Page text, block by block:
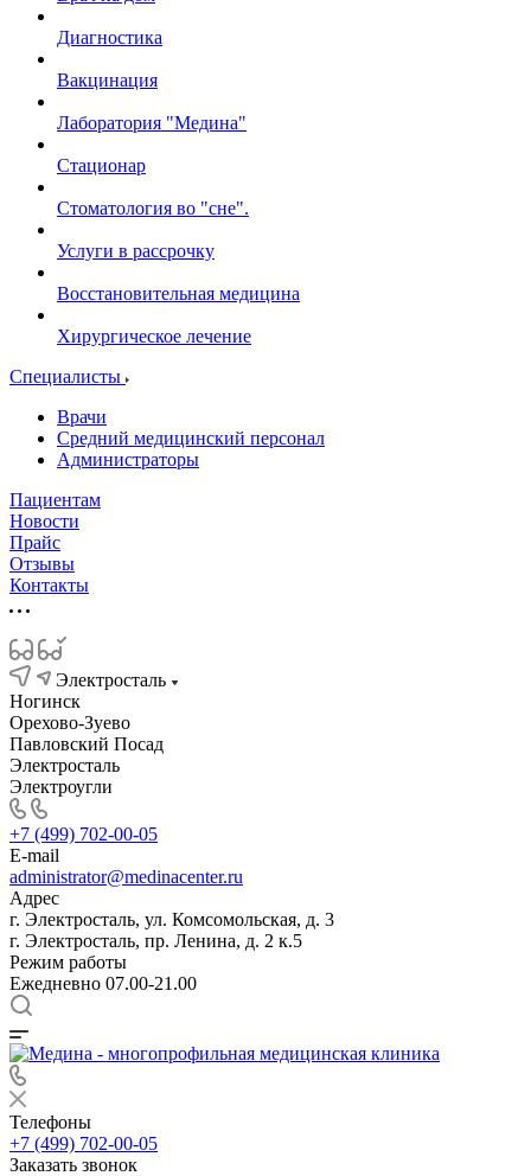
Диагностика
Вакцинация
Лаборатория "Медина"
Стационар
Стоматология во "сне".
Услуги в рассрочку
Восстановительная медицина
Хирургическое лечение
Специалисты
Врачи
Средний медицинский персонал
Администраторы
Пациентам
Новости
Прайс
Отзывы
Контакты
Электросталь
Ногинск
Орехово-Зуево
Павловский Посад
Электросталь
Электроугли
+7 (499) 702-00-05
E-mail
administrator@medinacenter.ru
Адрес
г. Электросталь, ул. Комсомольская, д. 3
г. Электросталь, пр. Ленина, д. 2 к.5
Режим работы
Ежедневно 07.00-21.00
Телефоны
+7 (499) 702-00-05
Заказать звонок